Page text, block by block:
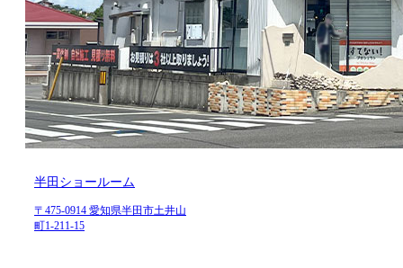
半田ショールーム
〒475-0914 愛知県半田市土井山
町1-211-15